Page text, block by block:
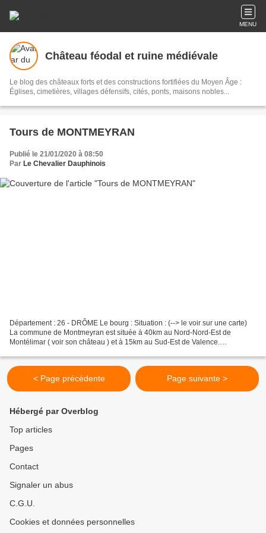
MENU
Château féodal et ruine médiévale
Le blog des châteaux forts et des constructions fortifiées du Moyen Âge :
Églises, cimetières, villages défensifs, cités, ponts, maisons nobles...
Tours de MONTMEYRAN
Publié le 21/01/2020 à 08:50
Par Le Chevalier Dauphinois
Département : 26 - DRÔME Le bourg : Situation : (--> le voir sur une carte)
La commune de Montmeyran est située à 40km au Nord-Nord-Est de
Montélimar ( voir son château ) et à 15km au Sud-Est de Valence.
< Page précédente Page suivante >
Hébergé par Overblog
Top articles
Pages
Contact
Signaler un abus
C.G.U.
Cookies et données personnelles